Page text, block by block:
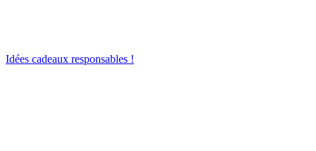
Idées cadeaux responsables !